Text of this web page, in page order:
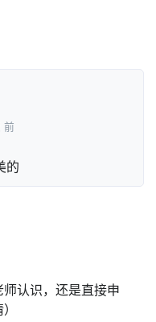
前
的
认识，还是直接申